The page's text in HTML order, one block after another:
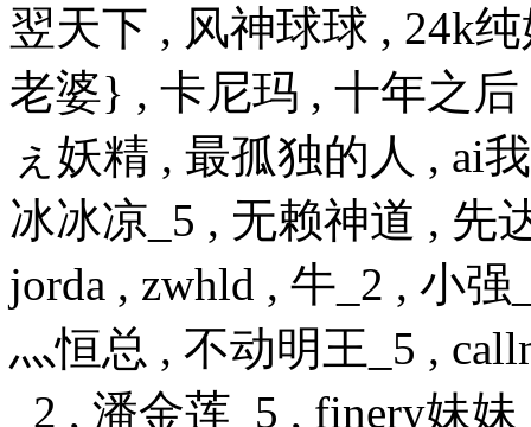
翌天下 , 风神球球 , 24k
老婆} , 卡尼玛 , 十年之
ぇ妖精 , 最孤独的人 , ai
冰冰凉_5 , 无赖神道 , 先
jorda , zwhld , 牛_2 , 小
灬恒总 , 不动明王_5 ,
_2 , 潘金莲_5 , finery妹